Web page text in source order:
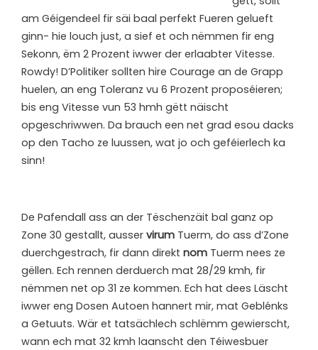
am Géigendeel fir säi baal perfekt Fueren gelueft
ginn- hie louch just, a sief et och nëmmen fir eng
Sekonn, ëm 2 Prozent iwwer der erlaabter Vitesse.
Rowdy! D’Politiker sollten hire Courage an de Grapp
huelen, an eng Toleranz vu 6 Prozent proposéieren;
bis eng Vitesse vun 53 hmh gëtt näischt
opgeschriwwen. Da brauch een net grad esou dacks
op den Tacho ze luussen, wat jo och geféierlech ka
sinn!
De Pafendall ass an der Tëschenzäit bal ganz op
Zone 30 gestallt, ausser virum Tuerm, do ass d’Zone
duerchgestrach, fir dann direkt nom Tuerm nees ze
gëllen. Ech rennen derduerch mat 28/29 kmh, fir
nëmmen net op 31 ze kommen. Ech hat dees Läscht
iwwer eng Dosen Autoen hannert mir, mat Geblénks
a Getuuts. Wär et tatsächlech schlëmm gewierscht,
wann ech mat 32 kmh laanscht den Téiwesbuer